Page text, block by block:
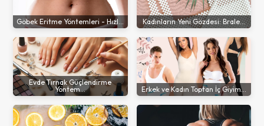
Göbek Eritme Yöntemleri - Hızl... Kadınların Yeni Gözdesi: Brale...
Evde Tırnak Güçlendirme
Yöntem...
Erkek ve Kadın Toptan İç Giyim...